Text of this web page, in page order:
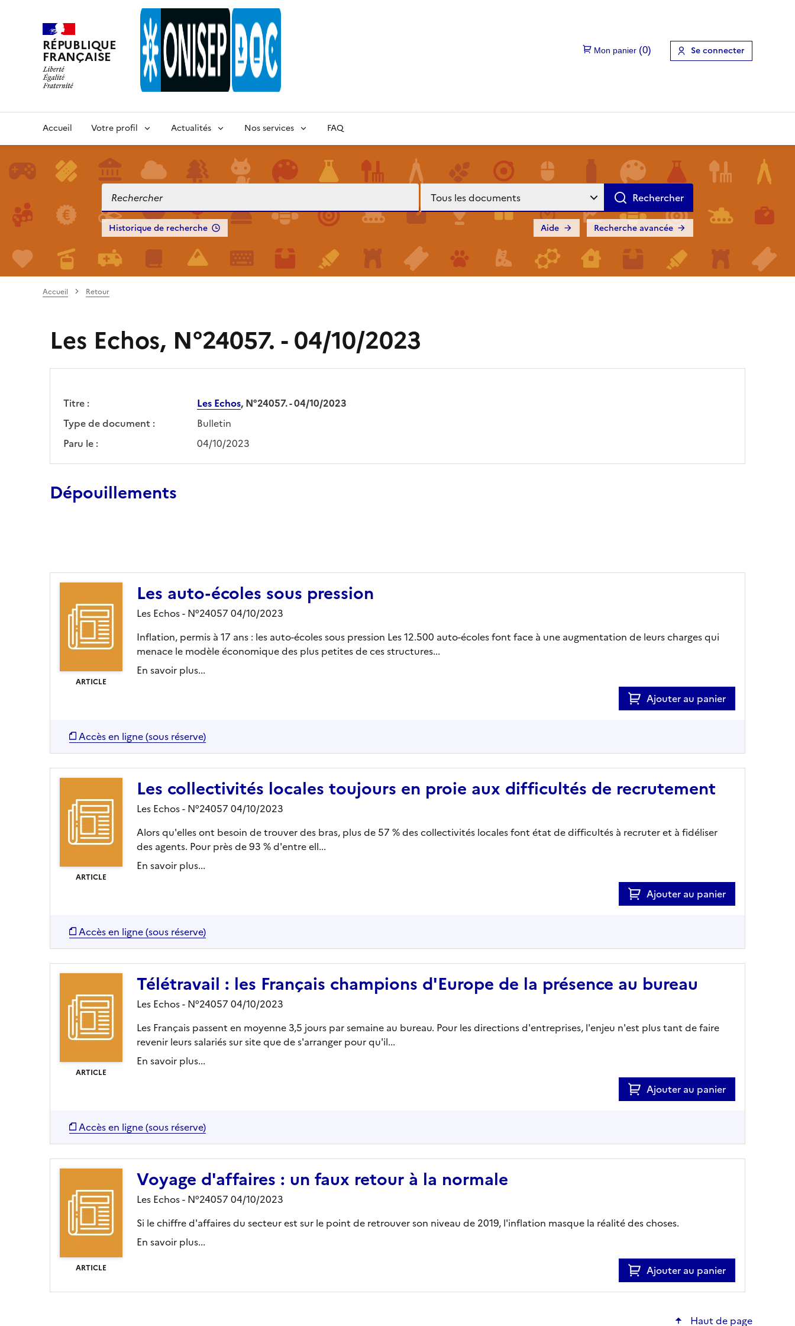
RÉPUBLIQUE
FRANÇAISE Se connecter
Accueil Votre profil Actualités Nos services FAQ
Historique de recherche Recherche avancée
Aide
Accueil Retour
Les Echos, N°24057. - 04/10/2023
Titre : Les Echos, N°24057. - 04/10/2023
Type de document :
Bulletin
Paru le :
04/10/2023
Dépouillements
ARTICLE
Les auto-écoles sous pression
Les Echos - N°24057 04/10/2023
Inflation, permis à 17 ans : les auto-écoles sous pression Les 12.500 auto-écoles font face à une augmentation de leurs charges qui
menace le modèle économique des plus petites de ces structures...
En savoir plus...
Ajouter au panier
Accès en ligne (sous réserve)
ARTICLE
Les collectivités locales toujours en proie aux difficultés de recrutement
Les Echos - N°24057 04/10/2023
Alors qu'elles ont besoin de trouver des bras, plus de 57 % des collectivités locales font état de difficultés à recruter et à fidéliser
des agents. Pour près de 93 % d'entre ell...
En savoir plus...
Ajouter au panier
Accès en ligne (sous réserve)
ARTICLE
Télétravail : les Français champions d'Europe de la présence au bureau
Les Echos - N°24057 04/10/2023
Les Français passent en moyenne 3,5 jours par semaine au bureau. Pour les directions d'entreprises, l'enjeu n'est plus tant de faire
revenir leurs salariés sur site que de s'arranger pour qu'il...
En savoir plus...
Ajouter au panier
Accès en ligne (sous réserve)
ARTICLE
Voyage d'affaires : un faux retour à la normale
Les Echos - N°24057 04/10/2023
Si le chiffre d'affaires du secteur est sur le point de retrouver son niveau de 2019, l'inflation masque la réalité des choses.
En savoir plus...
Ajouter au panier
Haut de page